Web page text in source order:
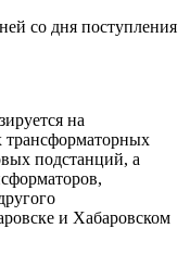
со дня поступления
на
трансформаторных
подстанций, а
и Хабаровском